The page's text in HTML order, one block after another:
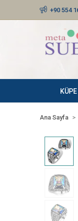
+90 554
KÜPE
Ana Sayfa